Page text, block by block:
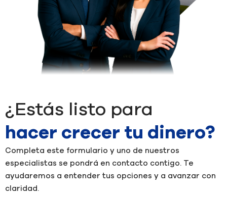
¿Estás listo para
hacer crecer tu dinero?
Completa este formulario y uno de nuestros
especialistas se pondrá en contacto contigo. Te
ayudaremos a entender tus opciones y a avanzar con
claridad.